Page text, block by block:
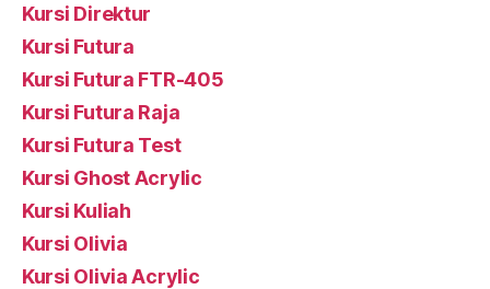
Kursi Direktur
Kursi Futura
Kursi Futura FTR-405
Kursi Futura Raja
Kursi Futura Test
Kursi Ghost Acrylic
Kursi Kuliah
Kursi Olivia
Kursi Olivia Acrylic